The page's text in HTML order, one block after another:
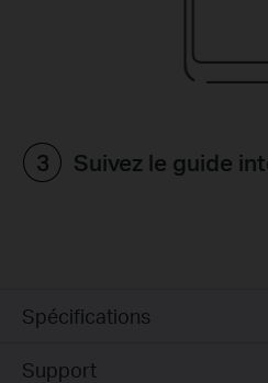
Suivez le guide
Spécifications
Support